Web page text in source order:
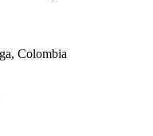
Colombia